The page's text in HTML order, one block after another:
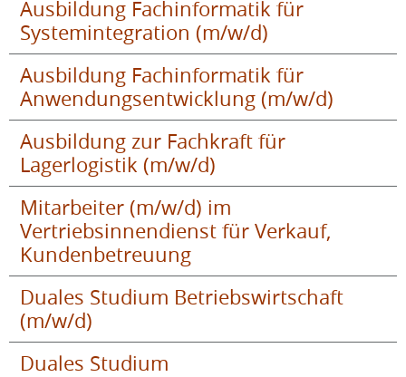
Ausbildung Fachinformatik für
Systemintegration (m/w/d)
Ausbildung Fachinformatik für
Anwendungsentwicklung (m/w/d)
Ausbildung zur Fachkraft für
Lagerlogistik (m/w/d)
Mitarbeiter (m/w/d) im
Vertriebsinnendienst für Verkauf,
Kundenbetreuung
Duales Studium Betriebswirtschaft
(m/w/d)
Duales Studium